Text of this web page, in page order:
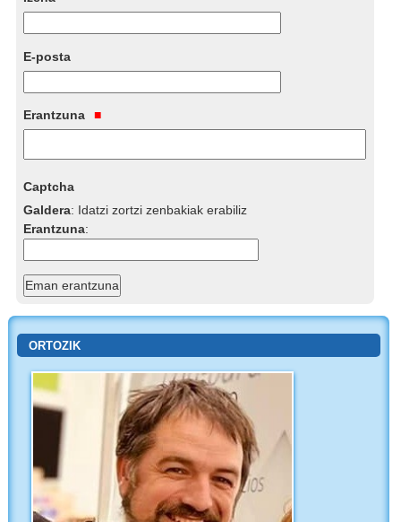
E-posta
Erantzuna
Captcha
Galdera: Idatzi zortzi zenbakiak erabiliz
Erantzuna:
ORTOZIK